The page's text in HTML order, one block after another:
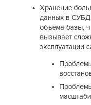
Хранение
данных в СУБД
объёма базы,
вызывает
эксплуатации